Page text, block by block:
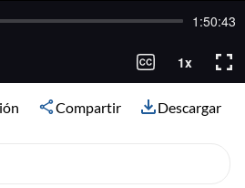
Compartir Descargar